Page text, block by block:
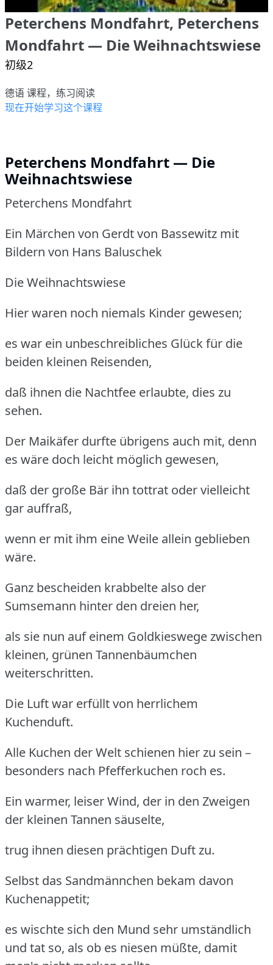
Peterchens Mondfahrt, Peterchens
Mondfahrt — Die Weihnachtswiese
初级2
德语 课程，练习阅读
现在开始学习这个课程
Peterchens Mondfahrt — Die
Weihnachtswiese
Peterchens Mondfahrt
Ein Märchen von Gerdt von Bassewitz mit
Bildern von Hans Baluschek
Die Weihnachtswiese
Hier waren noch niemals Kinder gewesen;
es war ein unbeschreibliches Glück für die
beiden kleinen Reisenden,
daß ihnen die Nachtfee erlaubte, dies zu
sehen.
Der Maikäfer durfte übrigens auch mit, denn
es wäre doch leicht möglich gewesen,
daß der große Bär ihn tottrat oder vielleicht
gar auffraß,
wenn er mit ihm eine Weile allein geblieben
wäre.
Ganz bescheiden krabbelte also der
Sumsemann hinter den dreien her,
als sie nun auf einem Goldkieswege zwischen
kleinen, grünen Tannenbäumchen
weiterschritten.
Die Luft war erfüllt von herrlichem
Kuchenduft.
Alle Kuchen der Welt schienen hier zu sein –
besonders nach Pfefferkuchen roch es.
Ein warmer, leiser Wind, der in den Zweigen
der kleinen Tannen säuselte,
trug ihnen diesen prächtigen Duft zu.
Selbst das Sandmännchen bekam davon
Kuchenappetit;
es wischte sich den Mund sehr umständlich
und tat so, als ob es niesen müßte, damit